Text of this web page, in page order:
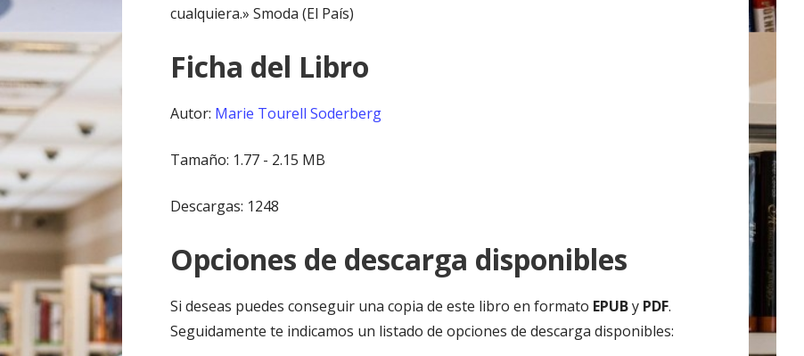
cualquiera.» Smoda (El País)
Ficha del Libro
Autor: Marie Tourell Soderberg
Tamaño: 1.77 - 2.15 MB
Descargas: 1248
Opciones de descarga disponibles
Si deseas puedes conseguir una copia de este libro en formato EPUBy PDF.
Seguidamente te indicamos un listado de opciones de descarga disponibles: